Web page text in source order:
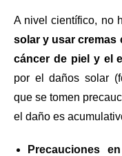
A nivel científico, no
solar y usar cremas
cáncer de piel y el
por el daños solar
que se tomen
el daño es
Precauciones